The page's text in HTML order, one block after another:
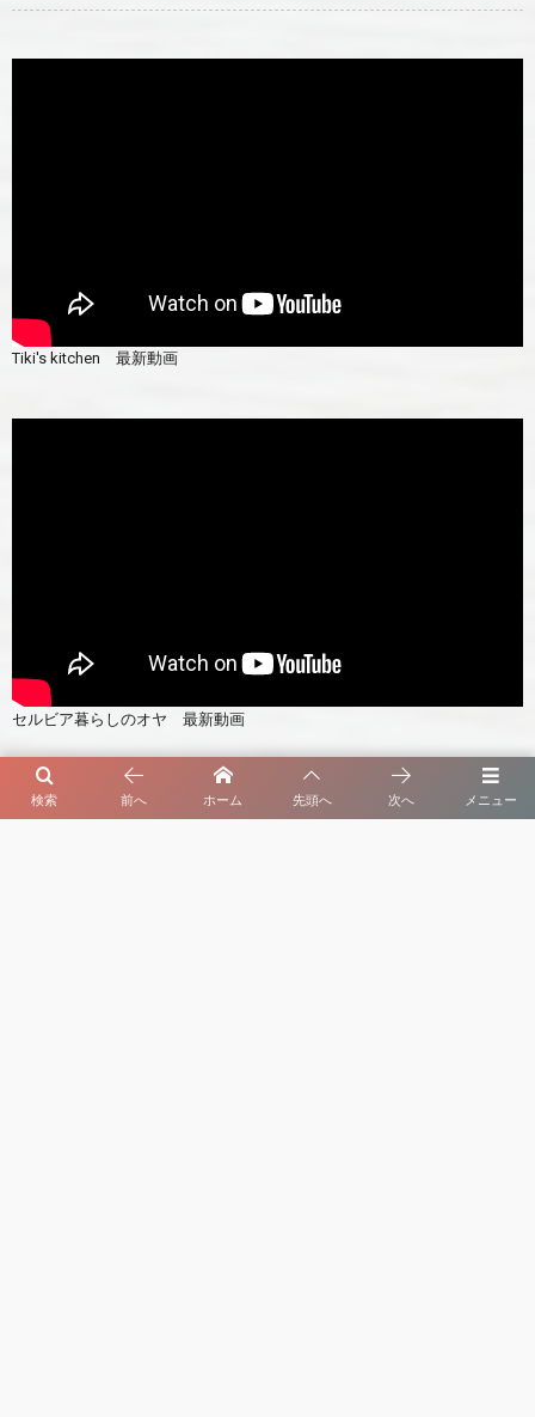
Tiki's kitchen 最新動画
セルビア暮らしのオヤ 最新動画
よく読まれている記事 メニュー
検索 前へ ホーム 先頭へ 次へ